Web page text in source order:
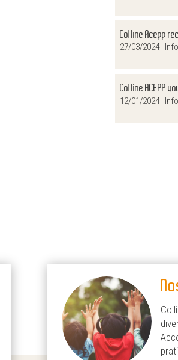
Colline Acepp
27/03/2024 |
Colline ACEPP
12/01/2024 |